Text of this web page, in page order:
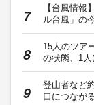
【台風情
ル台風」の
15人のツア
の状態、1
登山者など
口につなが